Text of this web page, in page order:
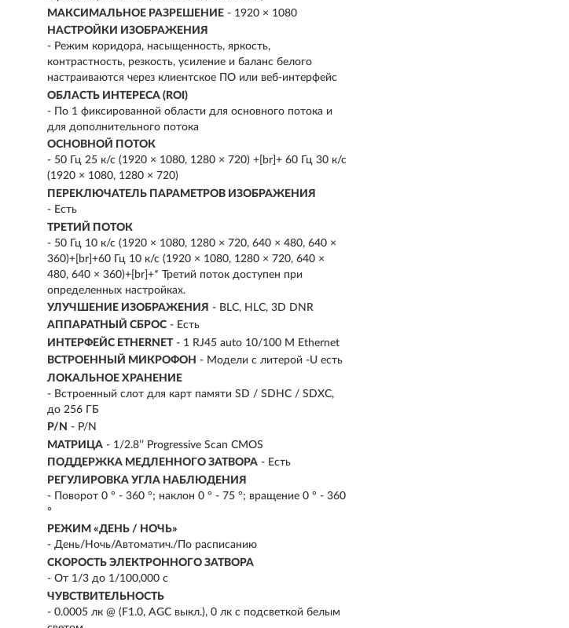
МАКСИМАЛЬНОЕ РАЗРЕШЕНИЕ - 1920 × 1080
НАСТРОЙКИ ИЗОБРАЖЕНИЯ
- Режим коридора, насыщенность, яркость,
контрастность, резкость, усиление и баланс белого
настраиваются через клиентское ПО или веб-интерфейс
ОБЛАСТЬ ИНТЕРЕСА (ROI)
- По 1 фиксированной области для основного потока и
для дополнительного потока
ОСНОВНОЙ ПОТОК
- 50 Гц 25 к/с (1920 × 1080, 1280 × 720) +[br]+ 60 Гц 30 к/с
(1920 × 1080, 1280 × 720)
ПЕРЕКЛЮЧАТЕЛЬ ПАРАМЕТРОВ ИЗОБРАЖЕНИЯ
- Есть
ТРЕТИЙ ПОТОК
- 50 Гц 10 к/с (1920 × 1080, 1280 × 720, 640 × 480, 640 ×
360)+[br]+60 Гц 10 к/с (1920 × 1080, 1280 × 720, 640 ×
480, 640 × 360)+[br]+* Третий поток доступен при
определенных настройках.
УЛУЧШЕНИЕ ИЗОБРАЖЕНИЯ - BLC, HLC, 3D DNR
АППАРАТНЫЙ СБРОС - Есть
ИНТЕРФЕЙС ETHERNET - 1 RJ45 auto 10/100 М Ethernet
ВСТРОЕННЫЙ МИКРОФОН - Модели с литерой -U есть
ЛОКАЛЬНОЕ ХРАНЕНИЕ
- Встроенный слот для карт памяти SD / SDHC / SDXC,
до 256 ГБ
P/N - P/N
МАТРИЦА - 1/2.8’’ Progressive Scan CMOS
ПОДДЕРЖКА МЕДЛЕННОГО ЗАТВОРА - Есть
РЕГУЛИРОВКА УГЛА НАБЛЮДЕНИЯ
- Поворот 0 ° - 360 °; наклон 0 ° - 75 °; вращение 0 ° - 360
°
РЕЖИМ «ДЕНЬ / НОЧЬ»
- День/Ночь/Автоматич./По расписанию
СКОРОСТЬ ЭЛЕКТРОННОГО ЗАТВОРА
- От 1/3 до 1/100,000 с
ЧУВСТВИТЕЛЬНОСТЬ
- 0.0005 лк @ (F1.0, AGC выкл.), 0 лк с подсветкой белым